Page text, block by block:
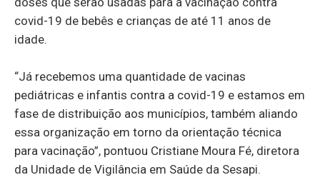
covid-19 de bebês e crianças de até 11 anos de
idade.
“Já recebemos uma quantidade de vacinas
pediátricas e infantis contra a covid-19 e estamos em
fase de distribuição aos municípios, também aliando
essa organização em torno da orientação técnica
para vacinação”, pontuou Cristiane Moura Fé, diretora
da Unidade de Vigilância em Saúde da Sesapi.